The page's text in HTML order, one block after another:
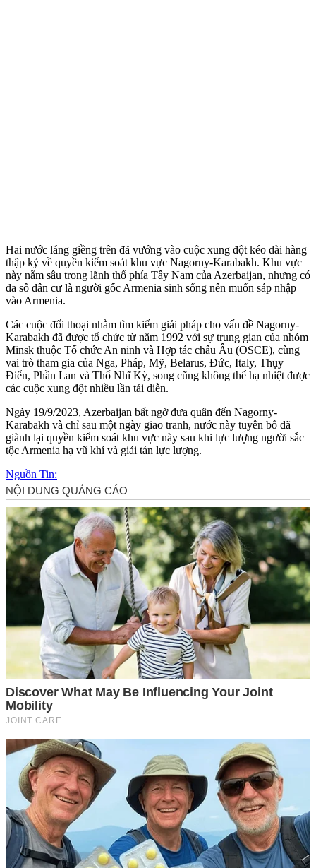
Hai nước láng giềng trên đã vướng vào cuộc xung đột kéo dài hàng
thập kỷ về quyền kiểm soát khu vực Nagorny-Karabakh. Khu vực
này nằm sâu trong lãnh thổ phía Tây Nam của Azerbaijan, nhưng có
đa số dân cư là người gốc Armenia sinh sống nên muốn sáp nhập
vào Armenia.
Các cuộc đối thoại nhằm tìm kiếm giải pháp cho vấn đề Nagorny-
Karabakh đã được tổ chức từ năm 1992 với sự trung gian của nhóm
Minsk thuộc Tổ chức An ninh và Hợp tác châu Âu (OSCE), cùng
vai trò tham gia của Nga, Pháp, Mỹ, Belarus, Đức, Italy, Thụy
Điển, Phần Lan và Thổ Nhĩ Kỳ, song cũng không thể hạ nhiệt được
các cuộc xung đột nhiều lần tái diễn.
Ngày 19/9/2023, Azerbaijan bất ngờ đưa quân đến Nagorny-
Karabakh và chỉ sau một ngày giao tranh, nước này tuyên bố đã
giành lại quyền kiểm soát khu vực này sau khi lực lượng người sắc
tộc Armenia hạ vũ khí và giải tán lực lượng.
Nguồn Tin: